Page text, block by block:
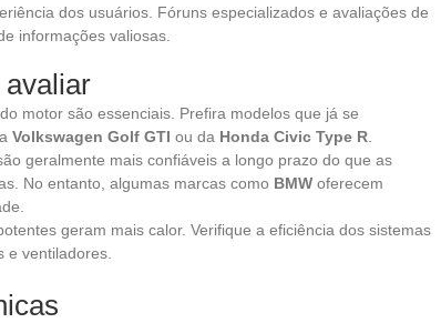
dos usuários. Fóruns especializados e avaliações de
informações valiosas.
motor são essenciais. Prefira modelos que já se
Volkswagen Golf GTI ou da Honda Civic Type R
geralmente mais confiáveis a longo prazo do que as
No entanto, algumas marcas como BMW oferecem
geram mais calor. Verifique a eficiência dos sistemas
e ventiladores.